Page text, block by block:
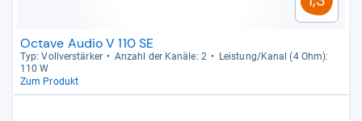
Octave Audio V 110 SE
Typ: Voll­ver­stär­ker Anzahl der Kanäle: 2
Leis­tung/Kanal (4 Ohm):
110 W
Zum Produkt